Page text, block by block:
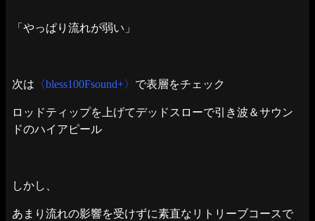
「やっぱり流れが弱い」
次は 〈bless100Fsound+〉 で表層をチェック
ロッドティップを上げてデッドスローで引き波＆サウン
ドのハイアピール
しかし、
あまり流れの影響を受けずに素直なリトリーブコースで